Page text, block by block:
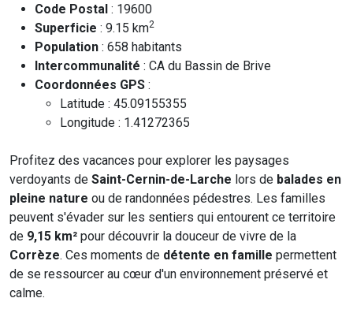
Code Postal : 19600
Superficie : 9.15 km2
Population : 658 habitants
Intercommunalité : CA du Bassin de Brive
Coordonnées GPS :
Latitude : 45.09155355
Longitude : 1.41272365
Profitez des vacances pour explorer les paysages
verdoyants de Saint-Cernin-de-Larche lors de balades en
pleine nature ou de randonnées pédestres. Les familles
peuvent s'évader sur les sentiers qui entourent ce territoire
de 9,15 km² pour découvrir la douceur de vivre de la
Corrèze. Ces moments de détente en famille permettent
de se ressourcer au cœur d'un environnement préservé et
calme.